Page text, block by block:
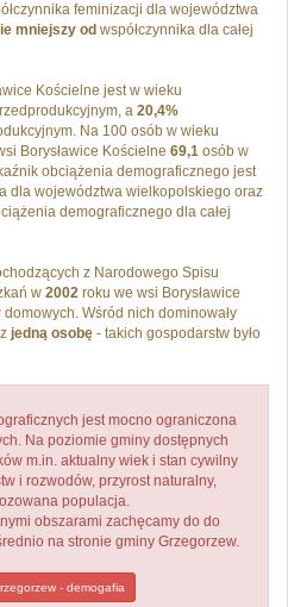
feminizacji dla województwa
mniejszy od współczynnika dla całej
Kościelne jest w wieku
a 20,4%
Na 100 osób w wieku
Borysławice Kościelne 69,1 osób w
obciążenia demograficznego jest
dla województwa wielkopolskiego oraz
demograficznego dla całej
z Narodowego Spisu
w 2002 roku we wsi Borysławice
Wśród nich dominowały
jedną osobę - takich gospodarstw było
jest mocno ograniczona
Na poziomie gminy dostępnych
m.in. aktualny wiek i stan cywilny
i rozwodów, przyrost naturalny,
populacja.
obszarami zachęcamy do do
na stronie gminy Grzegorzew.
- demogafia